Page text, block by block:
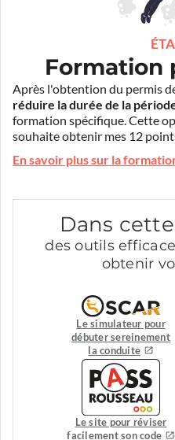
Formation
Après l'obtention du permis
réduire la durée de la
formation spécifique. Cette
souhaite obtenir mes 12
En savoir plus sur la
Dans
des outils
obtenir
Le simulateur pour
débuter sereinement
la conduite
Le site pour réviser
facilement son code